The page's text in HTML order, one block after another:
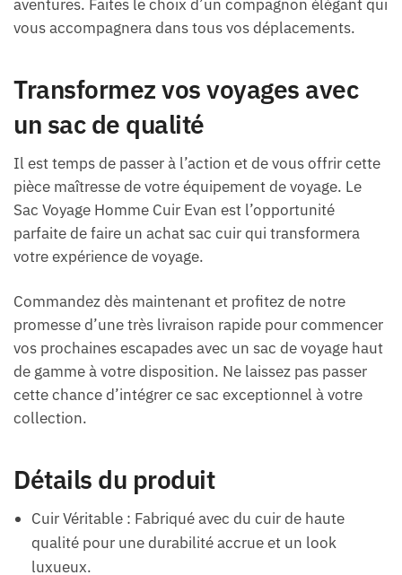
aventures. Faites le choix d’un compagnon élégant qui
vous accompagnera dans tous vos déplacements.
Transformez vos voyages avec
un sac de qualité
Il est temps de passer à l’action et de vous offrir cette
pièce maîtresse de votre équipement de voyage. Le
Sac Voyage Homme Cuir Evan est l’opportunité
parfaite de faire un achat sac cuir qui transformera
votre expérience de voyage.
Commandez dès maintenant et profitez de notre
promesse d’une très livraison rapide pour commencer
vos prochaines escapades avec un sac de voyage haut
de gamme à votre disposition. Ne laissez pas passer
cette chance d’intégrer ce sac exceptionnel à votre
collection.
Détails du produit
Cuir Véritable : Fabriqué avec du cuir de haute
qualité pour une durabilité accrue et un look
luxueux.